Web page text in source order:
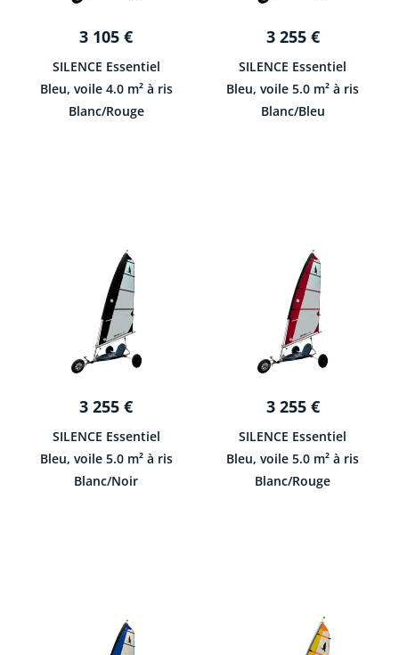
3 105€
SILENCE Essentiel
Bleu, voile 4.0 m² à ris
Blanc/Rouge
3 255 €
SILENCE Essentiel
Bleu, voile 5.0 m² à ris
Blanc/Bleu
3 255€
SILENCE Essentiel
Bleu, voile 5.0 m² à ris
Blanc/Noir
3 255 €
SILENCE Essentiel
Bleu, voile 5.0 m² à ris
Blanc/Rouge